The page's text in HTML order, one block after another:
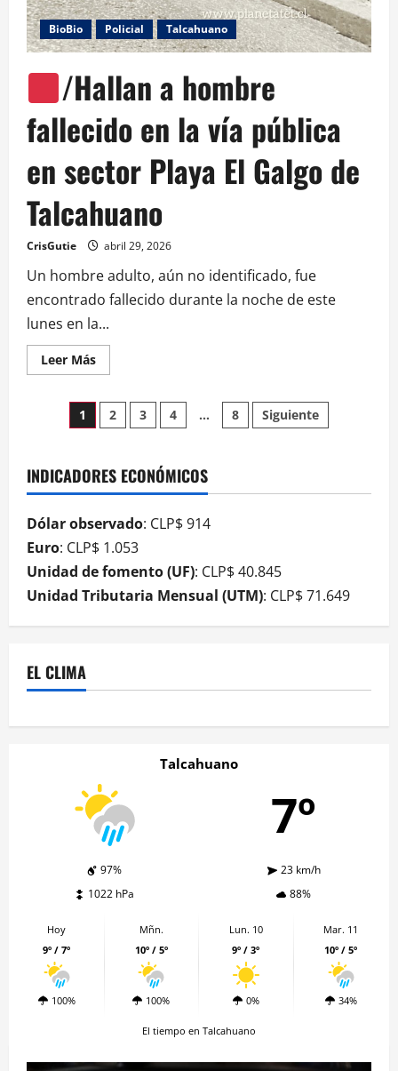
BioBio Policial Talcahuano
/Hallan a hombre
fallecido en la vía pública
en sector Playa El Galgo de
Talcahuano
CrisGutie abril 29, 2026
Un hombre adulto, aún no identificado, fue
encontrado fallecido durante la noche de este
lunes en la...
Leer Más
1 2 3 4 … 8 Siguiente
INDICADORES ECONÓMICOS
Dólar observado: CLP$ 914
Euro: CLP$ 1.053
Unidad de fomento (UF): CLP$ 40.845
Unidad Tributaria Mensual (UTM): CLP$ 71.649
EL CLIMA
Talcahuano
7º
97%
23 km/h
1022 hPa
88%
Hoy
9º / 7º
100%
Mñn.
10º / 5º
100%
Lun. 10
9º / 3º
0%
Mar. 11
10º / 5º
34%
El tiempo en Talcahuano